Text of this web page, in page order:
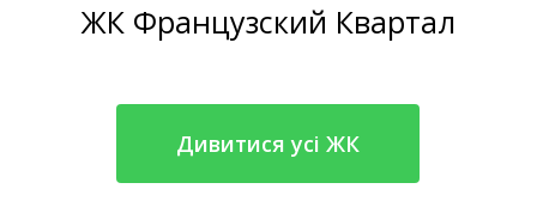
ЖК Французский Квартал
Дивитися усі ЖК